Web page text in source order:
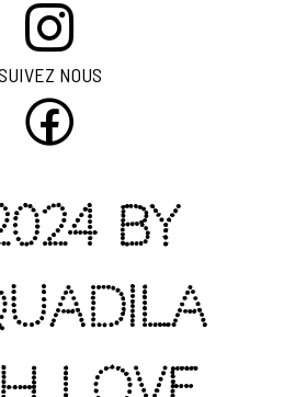
NOUS
by